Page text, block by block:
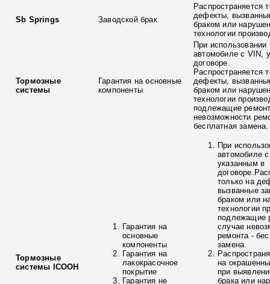
Sb Springs Заводской брак
Распространяется
дефекты,
браком или
технологии
Тормозные
системы
Гарантия на основные
компоненты
При использовании
автомобиле с VIN,
договоре.
Распространяется
дефекты,
браком или
технологии
подлежащие
невозможности
бесплатная замена.
Тормозные
системы ICOOH
Гарантия на
основные
компоненты
Гарантия на
лакокрасочное
покрытие
Гарантия не
При
автомобиле
указанным в
только на
вызванные
браком или
технологии
подлежащие
случае
ремонта -
замена.
на
при
брака или